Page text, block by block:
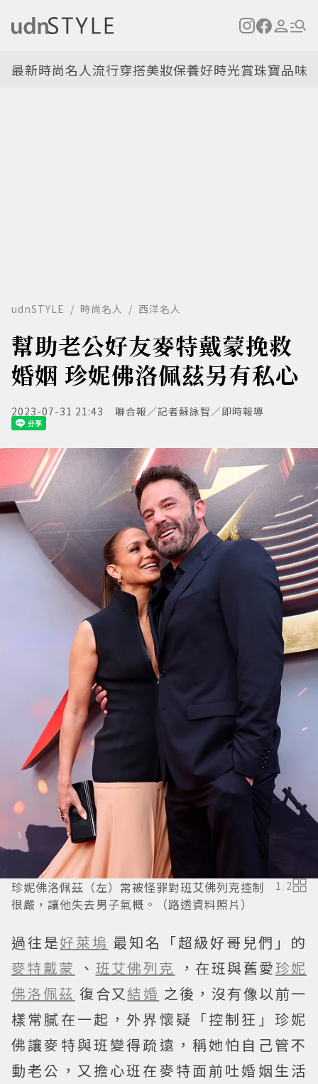
最新時尚名人流行穿搭美妝保養好時光賞珠寶品味
udnSTYLE 時尚名人 西洋名人
幫助老公好友麥特戴蒙挽救
婚姻 珍妮佛洛佩茲另有私心
2023-07-31 21:43 聯合報／記者蘇詠智／即時報導
珍妮佛洛佩茲（左）常被怪罪對班艾佛列克控制
很嚴，讓他失去男子氣概。（路透資料照片）
1 /2
過往是好萊塢 最知名「超級好哥兒們」的
麥特戴蒙 、 班艾佛列克 ，在班與舊愛珍妮
佛洛佩茲 復合又結婚 之後，沒有像以前一
樣常膩在一起，外界懷疑「控制狂」珍妮
佛讓麥特與班變得疏遠，稱她怕自己管不
動老公，又擔心班在麥特面前吐婚姻生活